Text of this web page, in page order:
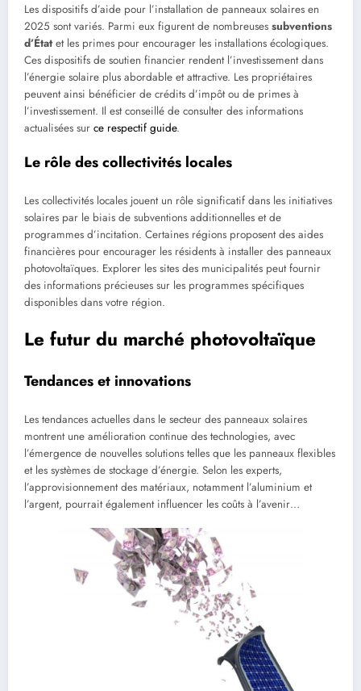
Les dispositifs d’aide pour l’installation de panneaux solaires en
2025 sont variés. Parmi eux figurent de nombreuses subventions
d’Étatet les primes pour encourager les installations écologiques.
Ces dispositifs de soutien financier rendent l’investissement dans
l’énergie solaire plus abordable et attractive. Les propriétaires
peuvent ainsi bénéficier de crédits d’impôt ou de primes à
l’investissement. Il est conseillé de consulter des informations
actualisées sur ce respectif guide.
Le rôle des collectivités locales
Les collectivités locales jouent un rôle significatif dans les initiatives
solaires par le biais de subventions additionnelles et de
programmes d’incitation. Certaines régions proposent des aides
financières pour encourager les résidents à installer des panneaux
photovoltaïques. Explorer les sites des municipalités peut fournir
des informations précieuses sur les programmes spécifiques
disponibles dans votre région.
Le futur du marché photovoltaïque
Tendances et innovations
Les tendances actuelles dans le secteur des panneaux solaires
montrent une amélioration continue des technologies, avec
l’émergence de nouvelles solutions telles que les panneaux flexibles
et les systèmes de stockage d’énergie. Selon les experts,
l’approvisionnement des matériaux, notamment l’aluminium et
l’argent, pourrait également influencer les coûts à l’avenir…